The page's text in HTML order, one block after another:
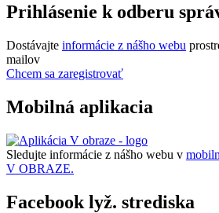
Prihlásenie k odberu
Dostávajte informácie z nášho webu
mailov
Chcem sa zaregistrovať
Mobilná aplikacia
Sledujte informácie z nášho webu v
V OBRAZE.
Facebook lyž. strediska